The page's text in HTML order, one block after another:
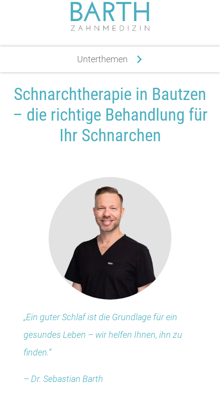
Unterthemen
Vorteile Schlafmedizin
FAQ
Schnarchtherapie in Bautzen
– die richtige Behandlung für
Ihr Schnarchen
„Ein guter Schlaf ist die Grundlage für ein
gesundes Leben – wir helfen Ihnen, ihn zu
finden.“
– Dr. Sebastian Barth